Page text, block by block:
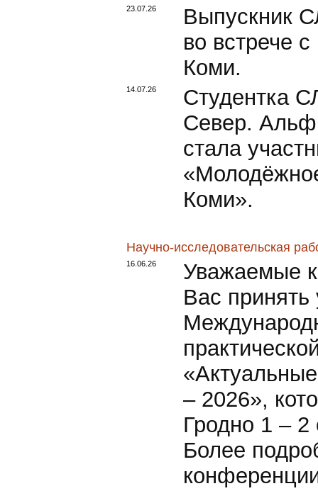
23.07.26
Выпускник
во встрече
Коми.
14.07.26
Студентка
Север.
стала
Коми».
Научно-исследовательская
16.06.26
Уважаемые
Вас принять
– 2026»,
Гродно 1 – 2
Более